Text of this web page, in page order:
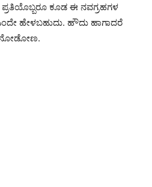
ಕೂಡ ಈ ನವಗ್ರಹಗಳ
ಹೇಳಬಹುದು. ಹೌದು ಹಾಗಾದರೆ
ನೋಡೋಣ.